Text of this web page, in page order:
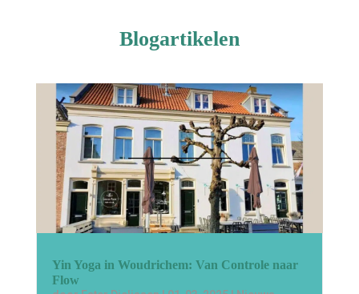
Blogartikelen
Yin Yoga in Woudrichem: Van Controle naar
Flow